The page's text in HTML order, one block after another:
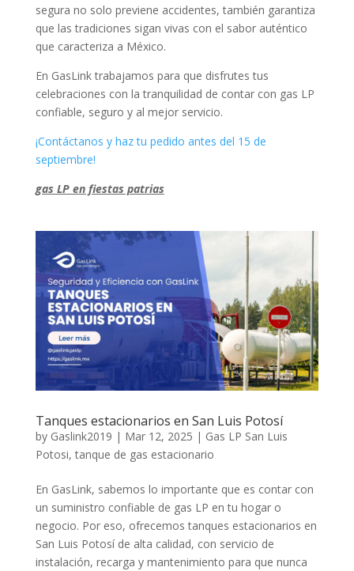
segura no solo previene accidentes, también garantiza
que las tradiciones sigan vivas con el sabor auténtico
que caracteriza a México.
En GasLink trabajamos para que disfrutes tus
celebraciones con la tranquilidad de contar con gas LP
confiable, seguro y al mejor servicio.
¡Contáctanos y haz tu pedido antes del 15 de
septiembre!
gas LP en fiestas patrias
Tanques estacionarios en San Luis Potosí
by Gaslink2019 | Mar 12, 2025 | Gas LP San Luis
Potosi,tanque de gas estacionario
En GasLink, sabemos lo importante que es contar con
un suministro confiable de gas LP en tu hogar o
negocio. Por eso, ofrecemos tanques estacionarios en
San Luis Potosí de alta calidad, con servicio de
instalación, recarga y mantenimiento para que nunca